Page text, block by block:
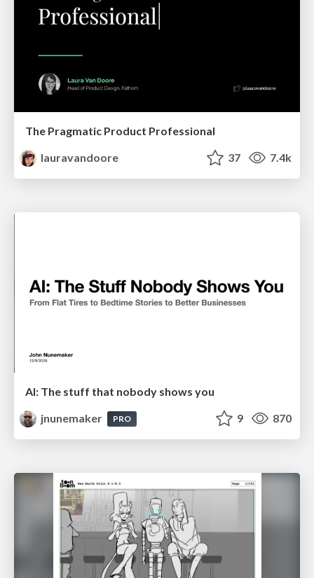
The Pragmatic Product Professional
lauravandoore
37 7.4k
AI: The stuff that nobody shows you
jnunemaker
PRO 9 870